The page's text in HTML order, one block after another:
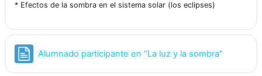
* Efectos de la sombra en el sistema solar (los eclipses)
Alumnado participante en "La luz y la sombra"